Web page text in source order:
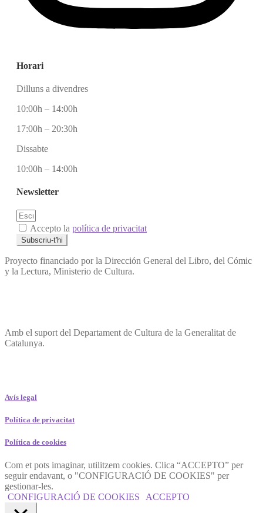
Horari
Dilluns a divendres
10:00h – 14:00h
17:00h – 20:30h
Dissabte
10:00h – 14:00h
Newsletter
Accepto la política de privacitat
Subscriu-t'hi
Proyecto financiado por la Dirección General del Libro, del Cómic
y la Lectura, Ministerio de Cultura.
Amb el suport del Departament de Cultura de la Generalitat de
Catalunya.
Avís legal
Política de privacitat
Política de cookies
Com et pots imaginar, utilitzem cookies. Clica “ACCEPTO” per
seguir endavant, o "CONFIGURACIÓ DE COOKIES" per
gestionar-les.
CONFIGURACIÓ DE COOKIES
ACCEPTO